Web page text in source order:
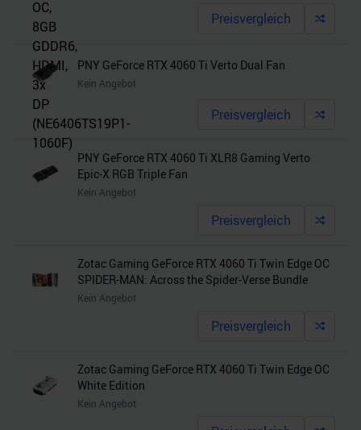
Preisvergleich
PNY GeForce RTX 4060 Ti Verto Dual Fan
Kein Angebot
Preisvergleich
PNY GeForce RTX 4060 Ti XLR8 Gaming Verto
Epic-X RGB Triple Fan
Kein Angebot
Preisvergleich
Zotac Gaming GeForce RTX 4060 Ti Twin Edge OC
SPIDER-MAN: Across the Spider-Verse Bundle
Kein Angebot
Preisvergleich
Zotac Gaming GeForce RTX 4060 Ti Twin Edge OC
White Edition
Kein Angebot